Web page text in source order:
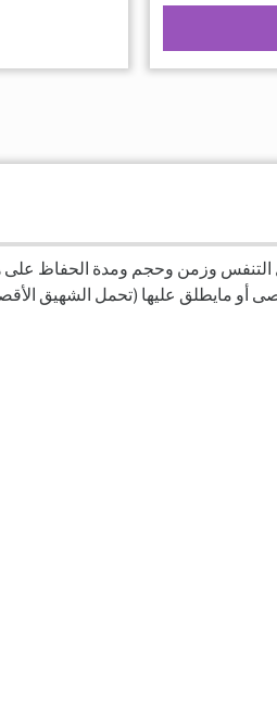
أو مايطلق عليها (تحمل الشهيق